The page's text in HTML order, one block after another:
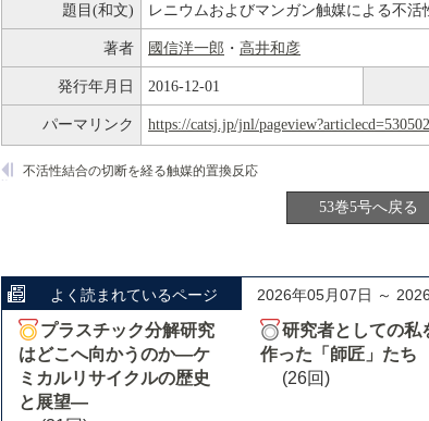
題目(和文) レニウムおよびマンガン触媒による不
著者 國信洋一郎 ・ 高井和彦
発行年月日 2016-12-01
パーマリンク https://catsj.jp/jnl/
不活性結合の切断を経る触媒的置換反応
53巻5号へ戻る
よく読まれているページ 2026年05月07日 ～
プラスチック分解研究
はどこへ向かうのか―ケ
ミカルリサイクルの歴史
と展望―
研究者としての私
作った「師匠」たち
(26回)